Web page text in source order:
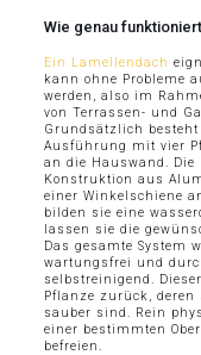
Wie genau
Ein Lamellendach
kann ohne Probleme
werden, also im
von Terrassen- und
Grundsätzlich
Ausführung mit vier
an die Hauswand.
Konstruktion aus
einer Winkelschiene
bilden sie eine
lassen sie die
Das gesamte System
wartungsfrei und
selbstreinigend.
Pflanze zurück,
sauber sind. Rein
einer bestimmten
befreien.